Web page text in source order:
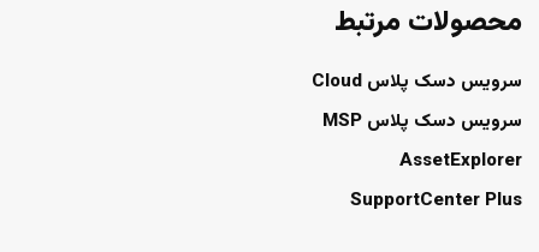
محصولات مرتبط
سرویس دسک پلاس Cloud
سرویس دسک پلاس MSP
AssetExplorer
SupportCenter Plus